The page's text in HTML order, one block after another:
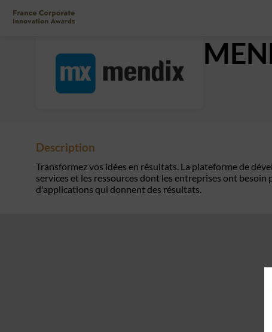
Description
Transformez vos idées en résultats. La plateforme de
services et les ressources dont les entreprises ont
d'applications qui donnent des résultats.